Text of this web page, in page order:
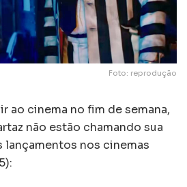
Foto: reprodução
ao cinema no fim de semana,
não estão chamando sua
lançamentos nos cinemas